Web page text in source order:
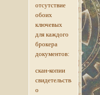
отсутствие
обоих
ключевых
для каждого
брокера
документов:
скан-копии
свидетельства
о